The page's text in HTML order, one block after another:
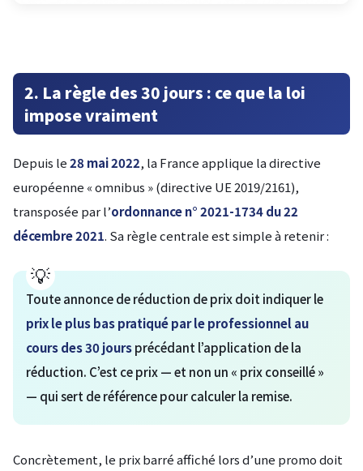
2. La règle des 30 jours : ce que la loi
impose vraiment
Depuis le28 mai 2022, la France applique la directive
européenne « omnibus » (directive UE 2019/2161),
transposée par l’ordonnance n° 2021-1734 du 22
décembre 2021. Sa règle centrale est simple à retenir :
Toute annonce de réduction de prix doit indiquer le
prix le plus bas pratiqué par le professionnel au
cours des 30 joursprécédant l’application de la
réduction. C’est ce prix — et non un « prix conseillé »
— qui sert de référence pour calculer la remise.
Concrètement, le prix barré affiché lors d’une promo doit